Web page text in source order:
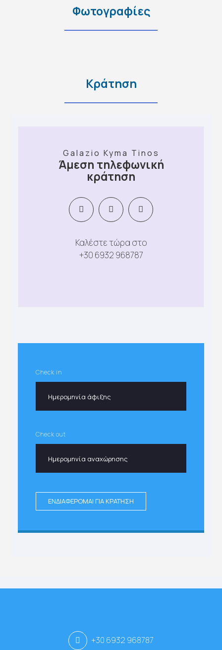
Φωτογραφίες
Κράτηση
Galazio Kyma Tinos
Άμεση τηλεφωνική
κράτηση
Καλέστε τώρα στο
+30 6932 968787
Check in
Check out
ΕΝΔΙΑΦΕΡΟΜΑΙ ΓΙΑ ΚΡΑΤΗΣΗ
+30 6932 968787